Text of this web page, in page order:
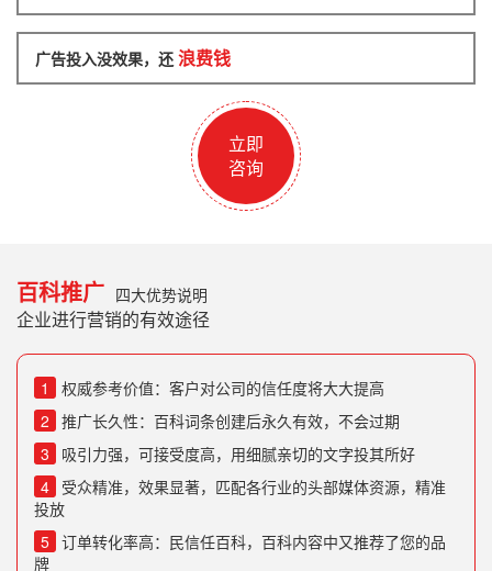
广告投入没效果，还 浪费钱
立即
咨询
百科推广 四大优势说明
企业进行营销的有效途径
1
权威参考价值：客户对公司的信任度将大大提高
2 推广长久性：百科词条创建后永久有效，不会过期
3
吸引力强，可接受度高，用细腻亲切的文字投其所好
4 受众精准，效果显著，匹配各行业的头部媒体资源，精准
投放
5 订单转化率高：民信任百科，百科内容中又推荐了您的品
牌